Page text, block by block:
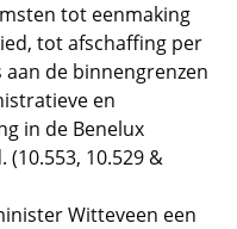
tot eenmaking
tot afschaffing per
de binnengrenzen
en
in de Benelux
10.529 &
Witteveen een